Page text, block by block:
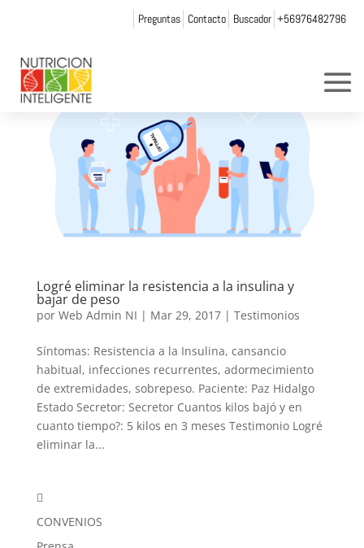
Preguntas Contacto Buscador +56976482796
Logré eliminar la resistencia a la insulina y
bajar de peso
por Web Admin NI | Mar 29, 2017| Testimonios
Síntomas: Resistencia a la Insulina, cansancio
habitual, infecciones recurrentes, adormecimiento
de extremidades, sobrepeso. Paciente: Paz Hidalgo
Estado Secretor: Secretor Cuantos kilos bajó y en
cuanto tiempo?: 5 kilos en 3 meses Testimonio Logré
eliminar la...

CONVENIOS